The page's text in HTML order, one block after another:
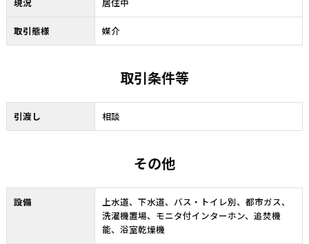
取引態様 媒介
取引条件等
引渡し 相談
その他
設備
上水道、下水道、バス・トイレ別、都市ガス、
洗濯機置場、モニタ付インターホン、追焚機
能、浴室乾燥機